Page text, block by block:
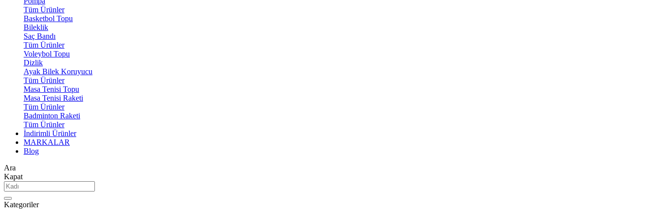
Tüm Ürünler
Basketbol Topu
Bileklik
Saç Bandı
Tüm Ürünler
Voleybol Topu
Dizlik
Ayak Bilek Koruyucu
Tüm Ürünler
Masa Tenisi Topu
Masa Tenisi Raketi
Tüm Ürünler
Badminton Raketi
Tüm Ürünler
İndirimli Ürünler
MARKALAR
Blog
Ara
Kapat
Kategoriler